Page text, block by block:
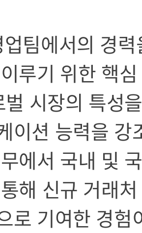
팀에서의 경
루기 위한 핵
시장의 특성
이션 능력을 강
에서 국내 및
해 신규 거래
로 기여한 경험